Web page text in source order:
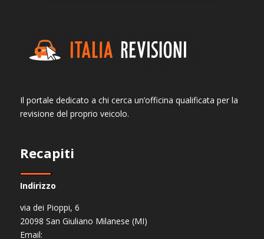
Il portale dedicato a chi cerca un’officina qualificata per la
revisione del proprio veicolo.
Recapiti
Indirizzo
via dei Pioppi, 6
20098 San Giuliano Milanese (MI)
Email: